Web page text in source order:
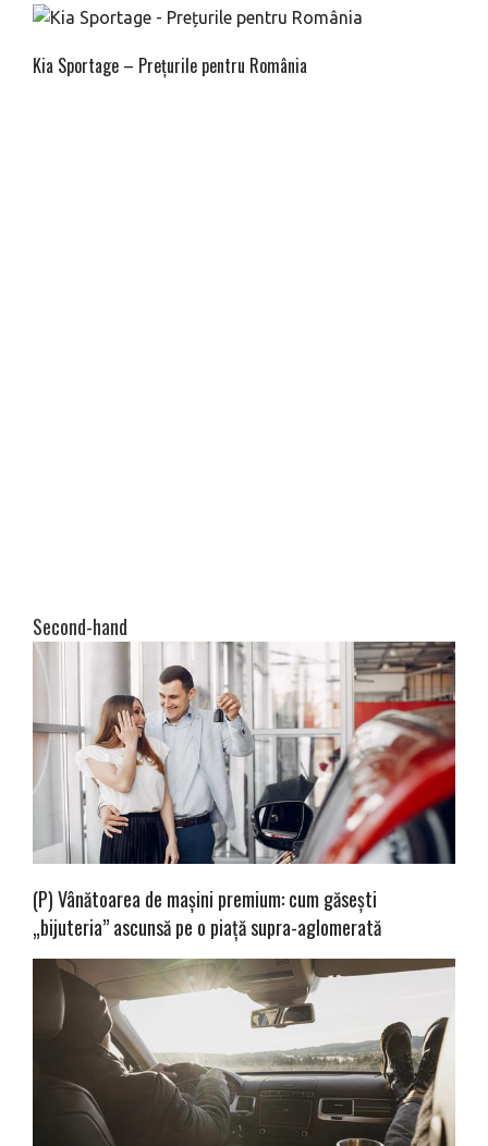
Kia Sportage – Prețurile pentru România
Second-hand
(P) Vânătoarea de mașini premium: cum găsești
„bijuteria” ascunsă pe o piață supra-aglomerată